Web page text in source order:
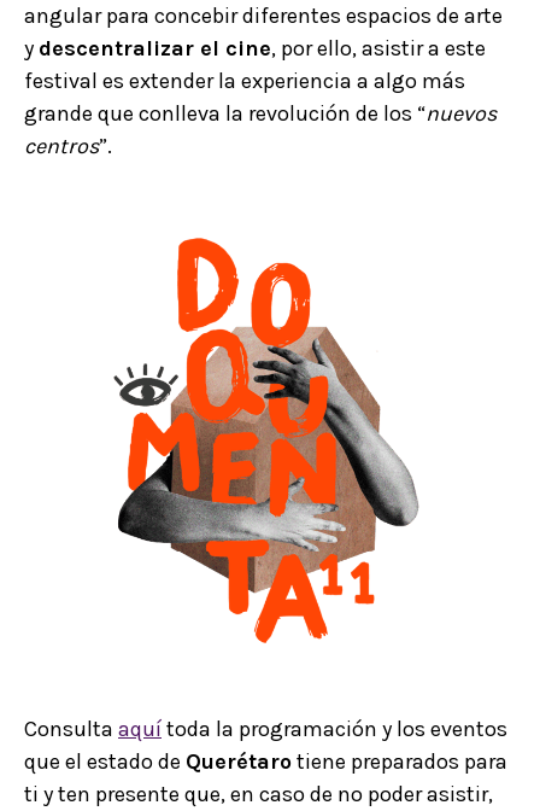
angular para concebir diferentes espacios de arte
y descentralizar el cine, por ello, asistir a este
festival es extender la experiencia a algo más
grande que conlleva la revolución de los “nuevos
centros”.
Consulta aquítoda la programación y los eventos
que el estado de Querétarotiene preparados para
ti y ten presente que, en caso de no poder asistir,